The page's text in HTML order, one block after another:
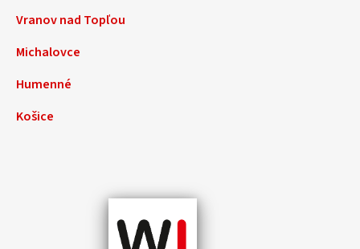
Vranov nad Topľou
Michalovce
Humenné
Košice